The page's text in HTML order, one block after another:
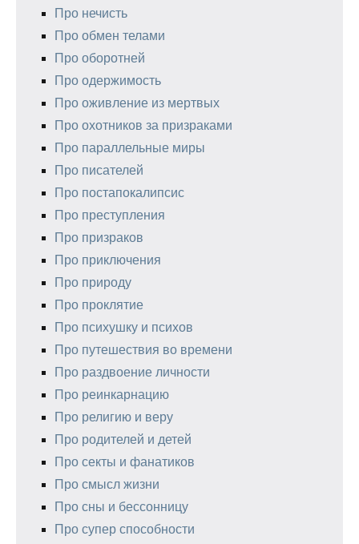
Про нечисть
Про обмен телами
Про оборотней
Про одержимость
Про оживление из мертвых
Про охотников за призраками
Про параллельные миры
Про писателей
Про постапокалипсис
Про преступления
Про призраков
Про приключения
Про природу
Про проклятие
Про психушку и психов
Про путешествия во времени
Про раздвоение личности
Про реинкарнацию
Про религию и веру
Про родителей и детей
Про секты и фанатиков
Про смысл жизни
Про сны и бессонницу
Про супер способности